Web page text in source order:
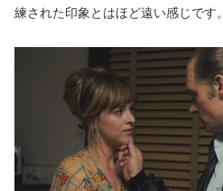
練された印象とはほど遠い感じです。